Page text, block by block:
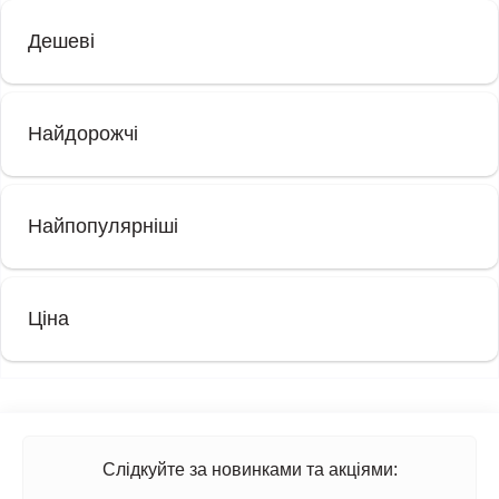
Максимальна концентрація ТГК (30%+): Триплоїди
Повна безнасінність: Вся енергія рослини спрямовується
Імунітет до стресів: Висока стійкість до плісняви, шкідників
Як створюється триплоїдне насіння?
триплоїдне насіння (3n), яке поєднує в собі найкращу
Дешеві
Найдорожчі
Найпопулярніші
Ціна
Слідкуйте за новинками та акціями: